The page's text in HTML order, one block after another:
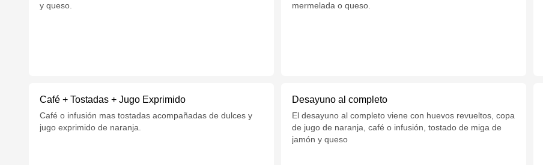
y queso.
mermelada o queso.
Café + Tostadas + Jugo Exprimido
Café o infusión mas tostadas acompañadas de dulces y
jugo exprimido de naranja.
Desayuno al completo
El desayuno al completo viene con huevos revueltos, copa
de jugo de naranja, café o infusión, tostado de miga de
jamón y queso